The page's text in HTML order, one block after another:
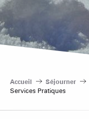
Accueil Séjourner
Services Pratiques